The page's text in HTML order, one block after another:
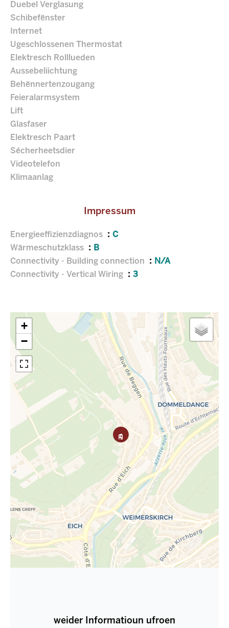
Duebel Verglasung
Schibefënster
Internet
Ugeschlossenen Thermostat
Elektresch Rolllueden
Aussebeliichtung
Behënnertenzougang
Feieralarmsystem
Lift
Glasfaser
Elektresch Paart
Sécherheetsdier
Videotelefon
Klimaanlag
Impressum
Energieeffizienzdiagnos
C
Wärmeschutzklass
B
Connectivity - Building connection
N/A
Connectivity - Vertical Wiring
3
+
−
weider Informatioun ufroen